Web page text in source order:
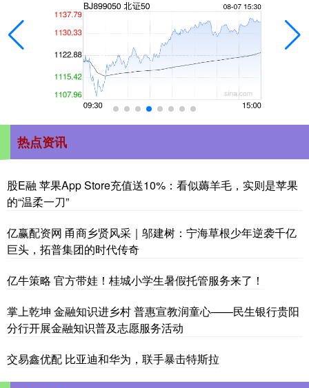
热点资讯
股E融 苹果App Store充值送10%：看似薅羊毛，实则是苹果
的“温柔一刀”
亿赢配资网 甬商乡贤风采｜邬建树：宁海草根少年逆袭千亿
巨头，拓普集团的时代传奇
亿牛策略 官方带娃！桂城小学生暑假托管服务来了！
掌上乾坤 金融知识进乡村 普惠宣教润童心——民生银行贵阳
分行开展金融知识普及志愿服务活动
交易鑫优配 比亚迪和华为，联手暴击特斯拉